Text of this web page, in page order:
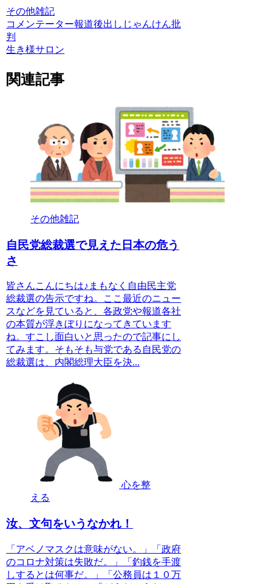
その他雑記
コメンテーター報道後出しじゃんけん批
判
生き様サロン
関連記事
その他雑記
自民党総裁選で見えた日本の危う
さ
皆さんこんにちは♪まもなく自由民主党
総裁選の告示ですね。ここ最近のニュー
スなどを見ていると、各政党や報道各社
の本質が浮きぼりになってきています
ね。すこし面白いと思ったので記事にし
てみます。そもそも与党である自民党の
総裁選は、内閣総理大臣を決...
心を整
える
汝、文句をいうなかれ！
「アベノマスクは意味がない。」「政府
のコロナ対策は失敗だ。」「釣銭を手渡
しするとは何事だ。」「公務員は１０万